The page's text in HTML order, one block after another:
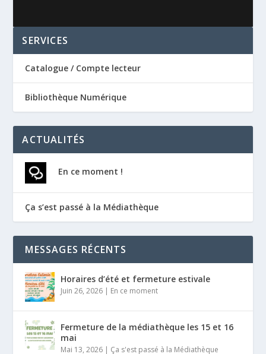
SERVICES
Catalogue / Compte lecteur
Bibliothèque Numérique
ACTUALITÉS
En ce moment !
Ça s’est passé à la Médiathèque
MESSAGES RÉCENTS
Horaires d’été et fermeture estivale
Juin 26, 2026 | En ce moment
Fermeture de la médiathèque les 15 et 16
mai
Mai 13, 2026 | Ça s'est passé à la Médiathèque